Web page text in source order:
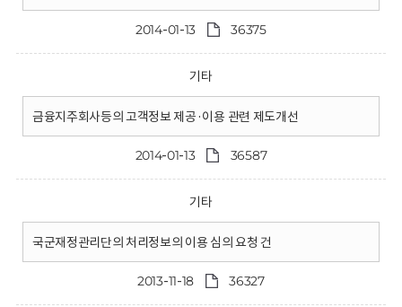
2014-01-13 36375
기타
금융지주회사등의 고객정보 제공·이용 관련 제도개선
2014-01-13 36587
기타
국군재정관리단의 처리정보의 이용 심의 요청 건
2013-11-18 36327